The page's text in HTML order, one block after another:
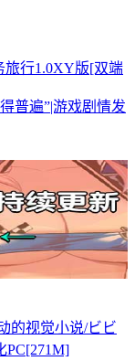
旅行1.0XY版[双端
普遍”|游戏剧情发
的视觉小说/ビビ
PC[271M]